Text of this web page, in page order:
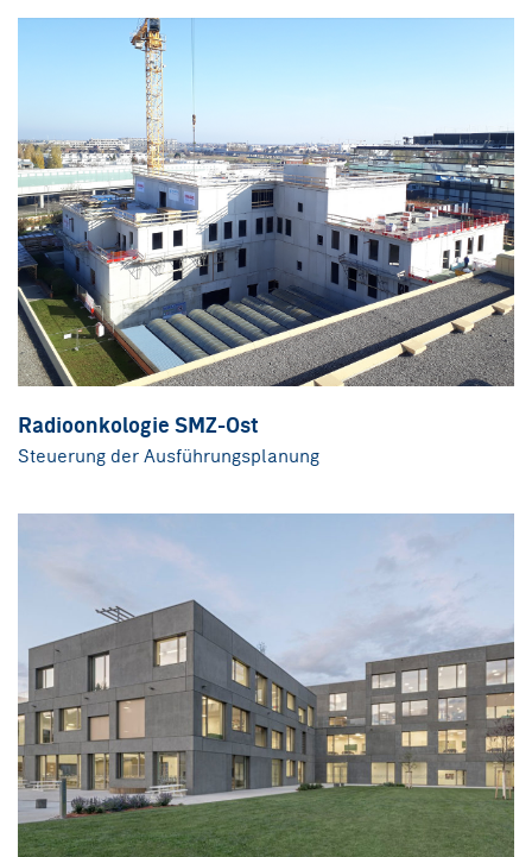
Radioonkologie SMZ-Ost
Steuerung der Ausführungsplanung